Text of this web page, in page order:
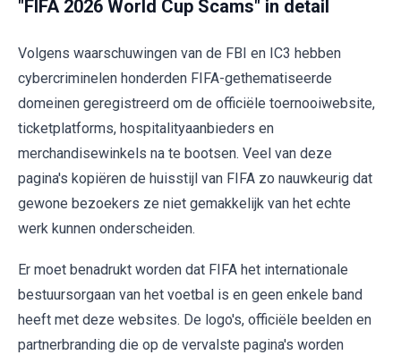
"FIFA 2026 World Cup Scams" in detail
Volgens waarschuwingen van de FBI en IC3 hebben
cybercriminelen honderden FIFA-gethematiseerde
domeinen geregistreerd om de officiële toernooiwebsite,
ticketplatforms, hospitalityaanbieders en
merchandisewinkels na te bootsen. Veel van deze
pagina's kopiëren de huisstijl van FIFA zo nauwkeurig dat
gewone bezoekers ze niet gemakkelijk van het echte
werk kunnen onderscheiden.
Er moet benadrukt worden dat FIFA het internationale
bestuursorgaan van het voetbal is en geen enkele band
heeft met deze websites. De logo's, officiële beelden en
partnerbranding die op de vervalste pagina's worden